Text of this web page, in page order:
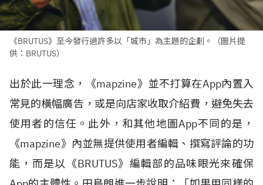
《BRUTUS》至今發行過許多以「城市」為主題的企劃。（圖片提
供：BRUTUS）
出於此一理念，《mapzine》並不打算在App內置入
常見的橫幅廣告，或是向店家收取介紹費，避免失去
使用者的信任。此外，和其他地圖App不同的是，
《mapzine》內並無提供使用者編輯、撰寫評論的功
能，而是以《BRUTUS》編輯部的品味眼光來確保